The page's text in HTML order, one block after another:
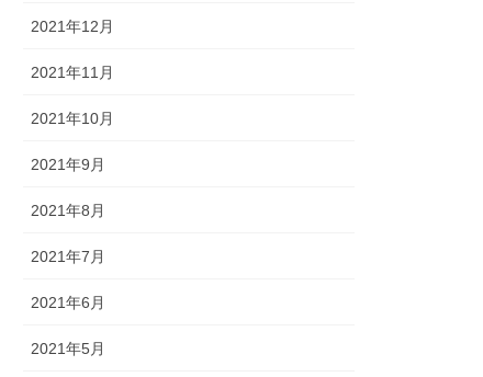
2021年12月
2021年11月
2021年10月
2021年9月
2021年8月
2021年7月
2021年6月
2021年5月